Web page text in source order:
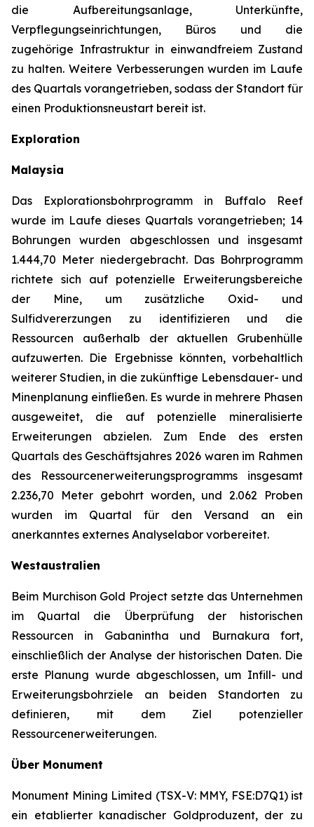
die Aufbereitungsanlage, Unterkünfte,
Verpflegungseinrichtungen, Büros und die
zugehörige Infrastruktur in einwandfreiem Zustand
zu halten. Weitere Verbesserungen wurden im Laufe
des Quartals vorangetrieben, sodass der Standort für
einen Produktionsneustart bereit ist.
Exploration
Malaysia
Das Explorationsbohrprogramm in Buffalo Reef
wurde im Laufe dieses Quartals vorangetrieben; 14
Bohrungen wurden abgeschlossen und insgesamt
1.444,70 Meter niedergebracht. Das Bohrprogramm
richtete sich auf potenzielle Erweiterungsbereiche
der Mine, um zusätzliche Oxid- und
Sulfidvererzungen zu identifizieren und die
Ressourcen außerhalb der aktuellen Grubenhülle
aufzuwerten. Die Ergebnisse könnten, vorbehaltlich
weiterer Studien, in die zukünftige Lebensdauer- und
Minenplanung einfließen. Es wurde in mehrere Phasen
ausgeweitet, die auf potenzielle mineralisierte
Erweiterungen abzielen. Zum Ende des ersten
Quartals des Geschäftsjahres 2026 waren im Rahmen
des Ressourcenerweiterungsprogramms insgesamt
2.236,70 Meter gebohrt worden, und 2.062 Proben
wurden im Quartal für den Versand an ein
anerkanntes externes Analyselabor vorbereitet.
Westaustralien
Beim Murchison Gold Project setzte das Unternehmen
im Quartal die Überprüfung der historischen
Ressourcen in Gabanintha und Burnakura fort,
einschließlich der Analyse der historischen Daten. Die
erste Planung wurde abgeschlossen, um Infill- und
Erweiterungsbohrziele an beiden Standorten zu
definieren, mit dem Ziel potenzieller
Ressourcenerweiterungen.
Über Monument
Monument Mining Limited (TSX-V: MMY, FSE:D7Q1) ist
ein etablierter kanadischer Goldproduzent, der zu